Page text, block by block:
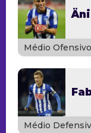
Médio Ofensivo
Médio